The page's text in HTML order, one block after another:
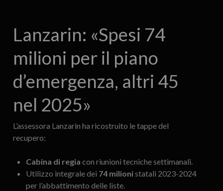
Lanzarin: «Spesi 74
milioni per il piano
d’emergenza, altri 45
nel 2025»
L’assessora Lanzarin ha ricostruito le tappe del
recupero:
Cabina di regia con riunioni tecniche settimanali.
Utilizzo integrale dei 74 milionistatali 2023-2024
per l’abbattimento delle liste.